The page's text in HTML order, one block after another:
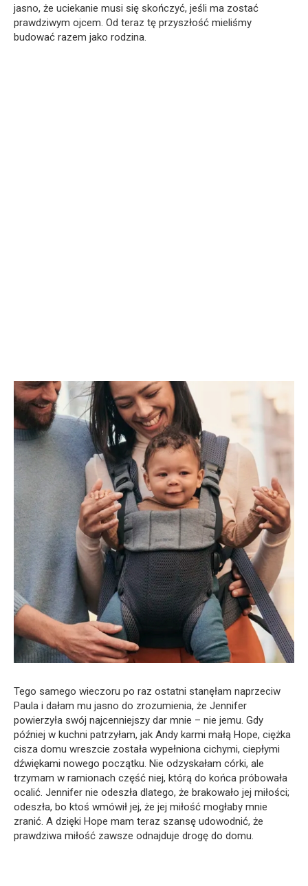
jasno, że uciekanie musi się skończyć, jeśli ma zostać
prawdziwym ojcem. Od teraz tę przyszłość mieliśmy
budować razem jako rodzina.
Tego samego wieczoru po raz ostatni stanęłam naprzeciw
Paula i dałam mu jasno do zrozumienia, że Jennifer
powierzyła swój najcenniejszy dar mnie – nie jemu. Gdy
później w kuchni patrzyłam, jak Andy karmi małą Hope, ciężka
cisza domu wreszcie została wypełniona cichymi, ciepłymi
dźwiękami nowego początku. Nie odzyskałam córki, ale
trzymam w ramionach część niej, którą do końca próbowała
ocalić. Jennifer nie odeszła dlatego, że brakowało jej miłości;
odeszła, bo ktoś wmówił jej, że jej miłość mogłaby mnie
zranić. A dzięki Hope mam teraz szansę udowodnić, że
prawdziwa miłość zawsze odnajduje drogę do domu.